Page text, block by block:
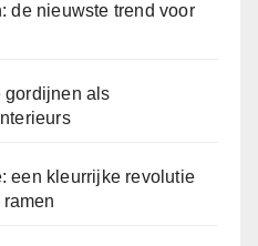
de nieuwste trend voor
gordijnen als
een kleurrijke revolutie